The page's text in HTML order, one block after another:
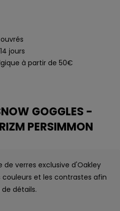
jours
à partir de 50€
GOGGLES -
PERSIMMON
de verres exclusive d'Oakley
et les contrastes afin
détails.